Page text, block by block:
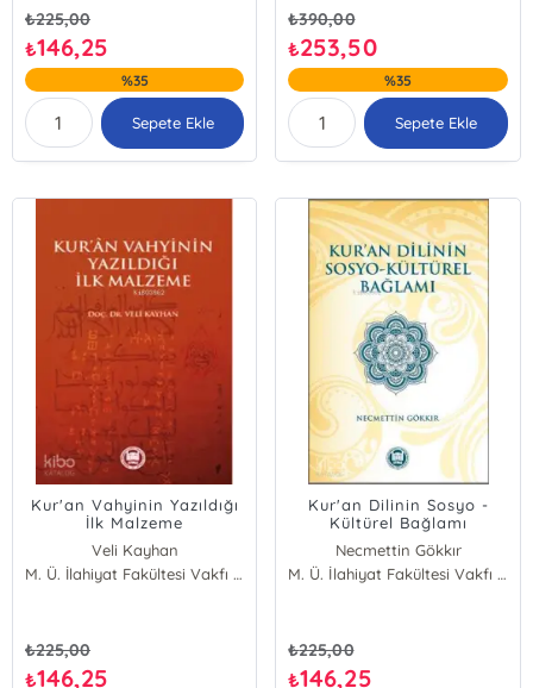
₺225,00
₺146,25
%35
Sepete Ekle
₺390,00
₺253,50
%35
Sepete Ekle
Kur'an Vahyinin Yazıldığı
İlk Malzeme
Veli Kayhan
M. Ü. İlahiyat Fakültesi Vakfı Yayınları
₺225,00
₺146,25
Kur'an Dilinin Sosyo -
Kültürel Bağlamı
Necmettin Gökkır
M. Ü. İlahiyat Fakültesi Vakfı Yayınları
₺225,00
₺146,25